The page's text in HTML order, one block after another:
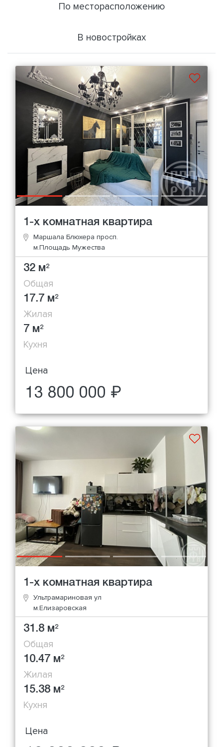
По месторасположению
В новостройках
1-х комнатная квартира
Маршала Блюхера просп.
м.Площадь Мужества
32 м2
Общая
17.7 м2
Жилая
7 м2
Кухня
Цена
13 800 000 ₽
1-х комнатная квартира
Ультрамариновая ул
м.Елизаровская
31.8 м2
Общая
10.47 м2
Жилая
15.38 м2
Кухня
Цена